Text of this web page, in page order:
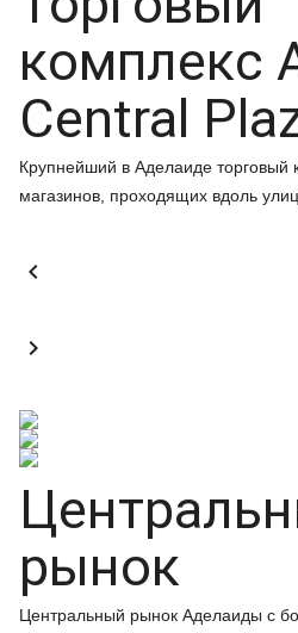
комплекс
Central
Крупнейший в Аделаиде торговый
магазинов, проходящих вдоль


рынок
Центральный рынок Аделаиды с